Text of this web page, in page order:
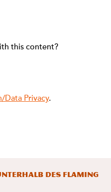
des Flaming